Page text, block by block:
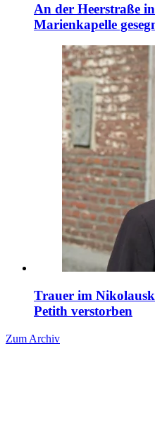
An der Heerstraße
Marienkapelle
Trauer im
Petith verstorben
Zum Archiv